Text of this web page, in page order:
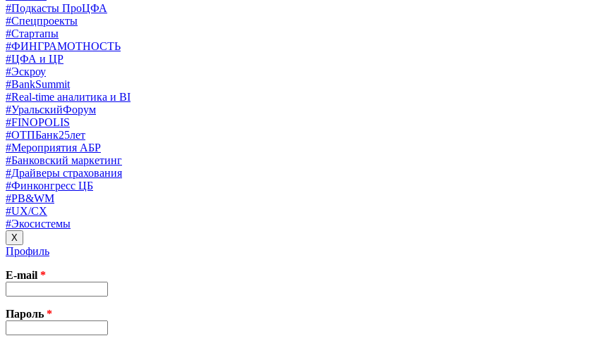
#Подкасты ПроЦФА
#Спецпроекты
#Стартапы
#ФИНГРАМОТНОСТЬ
#ЦФА и ЦР
#Эскроу
#BankSummit
#Real-time аналитика и BI
#УральскийФорум
#FINOPOLIS
#ОТПБанк25лет
#Мероприятия АБР
#Банковский маркетинг
#Драйверы страхования
#Финконгресс ЦБ
#PB&WM
#UX/CX
#Экосистемы
X
Профиль
E-mail *
Пароль *